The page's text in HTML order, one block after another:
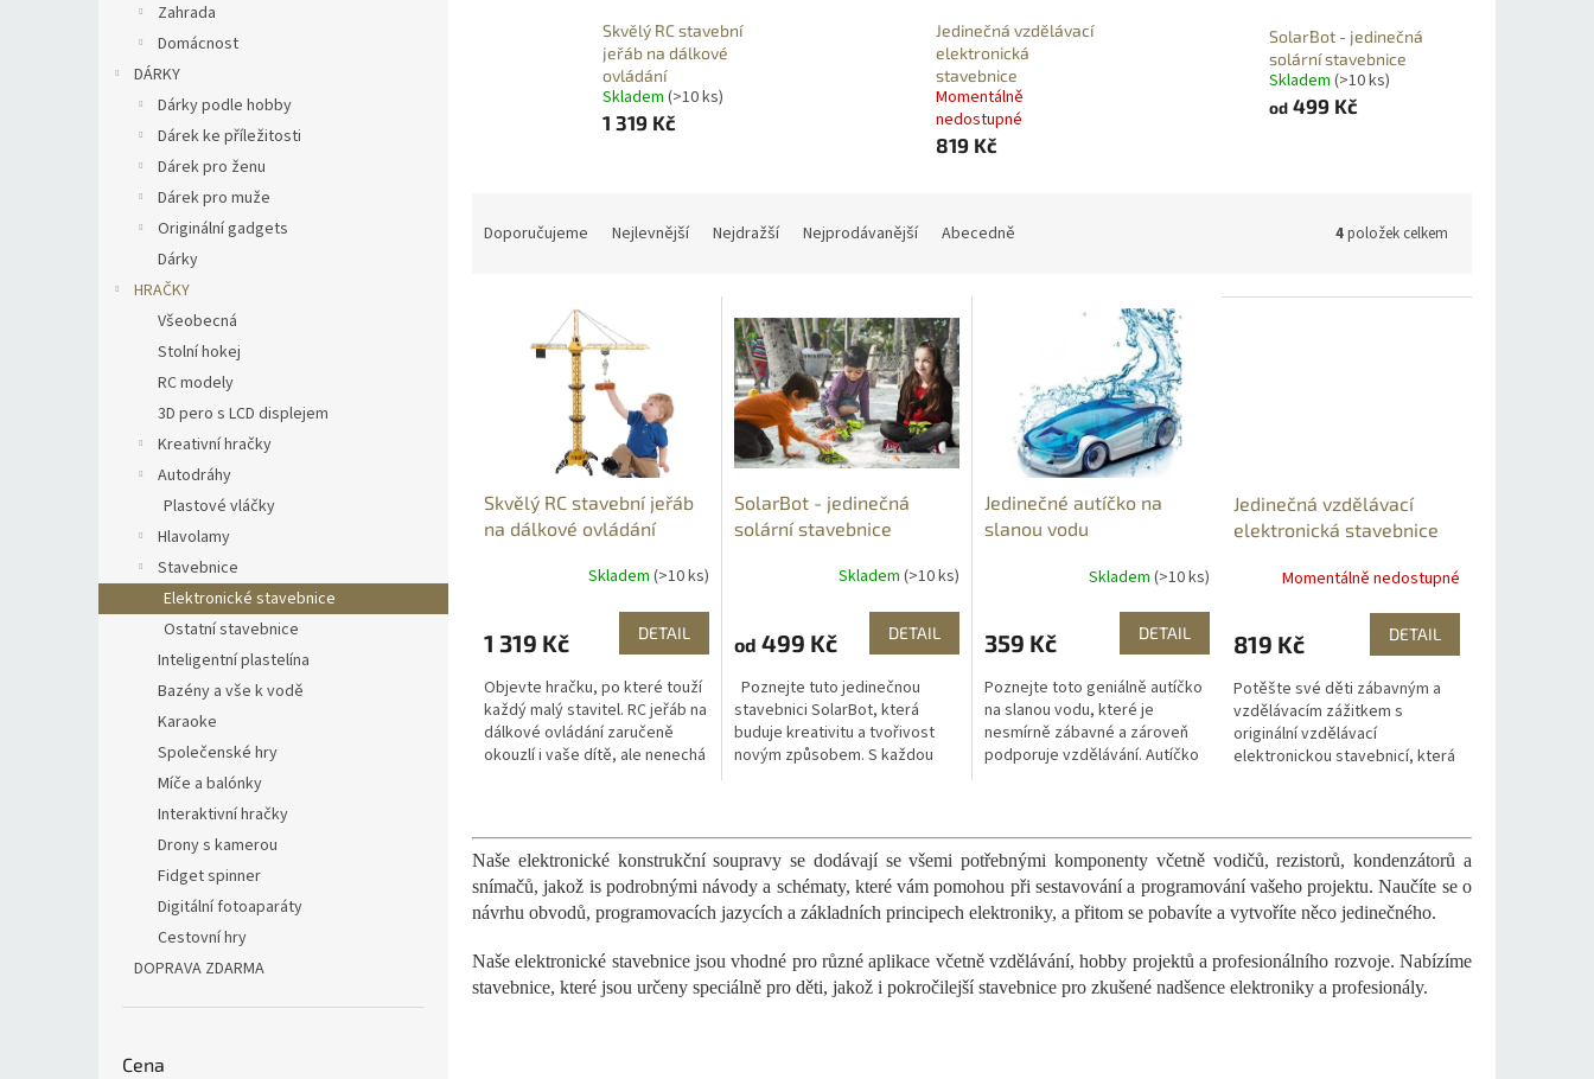
Zahrada
Domácnost
DÁRKY
Dárky podle hobby
Dárek ke příležitosti
Dárek pro ženu
Dárek pro muže
Originální gadgets
Dárky
HRAČKY
Všeobecná
Stolní hokej
RC modely
3D pero s LCD displejem
Kreativní hračky
Autodráhy
Plastové vláčky
Hlavolamy
Stavebnice
Elektronické stavebnice
Ostatní stavebnice
Inteligentní plastelína
Bazény a vše k vodě
Karaoke
Společenské hry
Míče a balónky
Interaktivní hračky
Drony s kamerou
Fidget spinner
Digitální fotoaparáty
Cestovní hry
DOPRAVA ZDARMA
Cena
Skvělý RC stavební
jeřáb na dálkové
ovládání
Skladem (>10 ks)
1 319 Kč
Jedinečná vzdělávací
elektronická
stavebnice
Momentálně
nedostupné
819 Kč
SolarBot - jedinečná
solární stavebnice
Skladem (>10 ks)
od499 Kč
Doporučujeme Nejlevnější Nejdražší Nejprodávanější Abecedně 4položek celkem
Skvělý RC stavební jeřáb
na dálkové ovládání
Skladem (>10 ks)
1 319 Kč DETAIL
Objevte hračku, po které touží
každý malý stavitel. RC jeřáb na
dálkové ovládání zaručeně
okouzlí i vaše dítě, ale nenechá
SolarBot - jedinečná
solární stavebnice
Skladem (>10 ks)
od 499 Kč DETAIL
Poznejte tuto jedinečnou
stavebnici SolarBot, která
buduje kreativitu a tvořivost
novým způsobem. S každou
Jedinečné autíčko na
slanou vodu
Skladem(>10 ks)
359 Kč DETAIL
Poznejte toto geniálně autíčko
na slanou vodu, které je
nesmírně zábavné a zároveň
podporuje vzdělávání. Autíčko
Jedinečná vzdělávací
elektronická stavebnice
Momentálně nedostupné
819 Kč DETAIL
Potěšte své děti zábavným a
vzdělávacím zážitkem s
originální vzdělávací
elektronickou stavebnicí, která
v
l
á
d
a
c
í
p
Naše elektronické konstrukční soupravy se dodávají se všemi potřebnými komponenty včetně vodičů, rezistorů, kondenzátorů a
snímačů, jakož is podrobnými návody a schématy, které vám pomohou při sestavování a programování vašeho projektu. Naučíte se o
návrhu obvodů, programovacích jazycích a základních principech elektroniky, a přitom se pobavíte a vytvoříte něco jedinečného.
Naše elektronické stavebnice jsou vhodné pro různé aplikace včetně vzdělávání, hobby projektů a profesionálního rozvoje. Nabízíme
stavebnice, které jsou určeny speciálně pro děti, jakož i pokročilejší stavebnice pro zkušené nadšence elektroniky a profesionály.